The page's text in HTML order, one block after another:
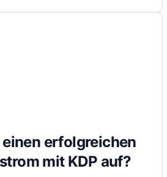
erfolgreichen
mit KDP auf?